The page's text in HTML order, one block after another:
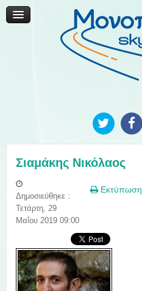
Μονοπάτια
Μονοπάτια
Ανακοινώσεις
Φωτογραφίες
Σιαμάκης Νικόλαος
Εκτύπωση
Δημοσιεύθηκε :
Τετάρτη, 29
Μαΐου 2019 09:00